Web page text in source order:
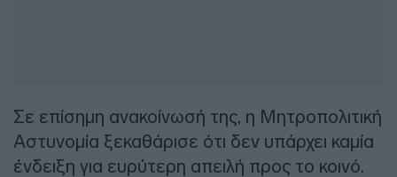
Σε επίσημη ανακοίνωσή της, η Μητροπολιτική
Αστυνομία ξεκαθάρισε ότι δεν υπάρχει καμία
ένδειξη για ευρύτερη απειλή προς το κοινό.